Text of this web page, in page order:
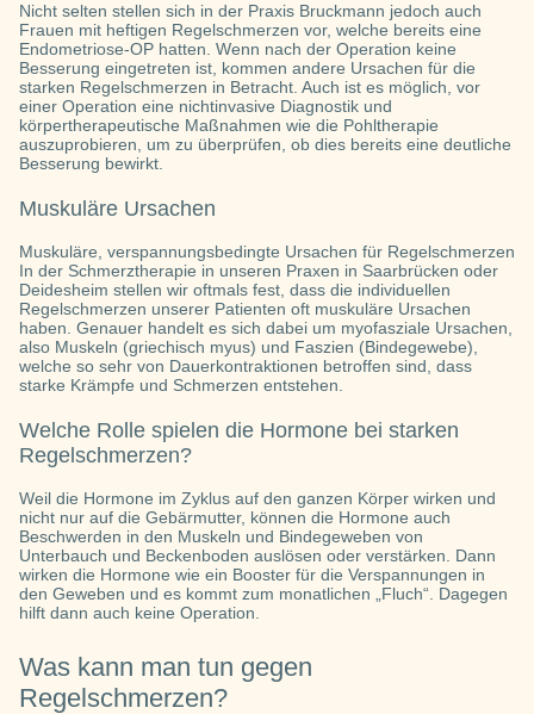
Nicht selten stellen sich in der Praxis Bruckmann jedoch auch
Frauen mit heftigen Regelschmerzen vor, welche bereits eine
Endometriose-OP hatten. Wenn nach der Operation keine
Besserung eingetreten ist, kommen andere Ursachen für die
starken Regelschmerzen in Betracht. Auch ist es möglich, vor
einer Operation eine nichtinvasive Diagnostik und
körpertherapeutische Maßnahmen wie die Pohltherapie
auszuprobieren, um zu überprüfen, ob dies bereits eine deutliche
Besserung bewirkt.
Muskuläre Ursachen
Muskuläre, verspannungsbedingte Ursachen für Regelschmerzen
In der Schmerztherapie in unseren Praxen in Saarbrücken oder
Deidesheim stellen wir oftmals fest, dass die individuellen
Regelschmerzen unserer Patienten oft muskuläre Ursachen
haben. Genauer handelt es sich dabei um myofasziale Ursachen,
also Muskeln (griechisch myus) und Faszien (Bindegewebe),
welche so sehr von Dauerkontraktionen betroffen sind, dass
starke Krämpfe und Schmerzen entstehen.
Welche Rolle spielen die Hormone bei starken
Regelschmerzen?
Weil die Hormone im Zyklus auf den ganzen Körper wirken und
nicht nur auf die Gebärmutter, können die Hormone auch
Beschwerden in den Muskeln und Bindegeweben von
Unterbauch und Beckenboden auslösen oder verstärken. Dann
wirken die Hormone wie ein Booster für die Verspannungen in
den Geweben und es kommt zum monatlichen „Fluch“. Dagegen
hilft dann auch keine Operation.
Was kann man tun gegen
Regelschmerzen?